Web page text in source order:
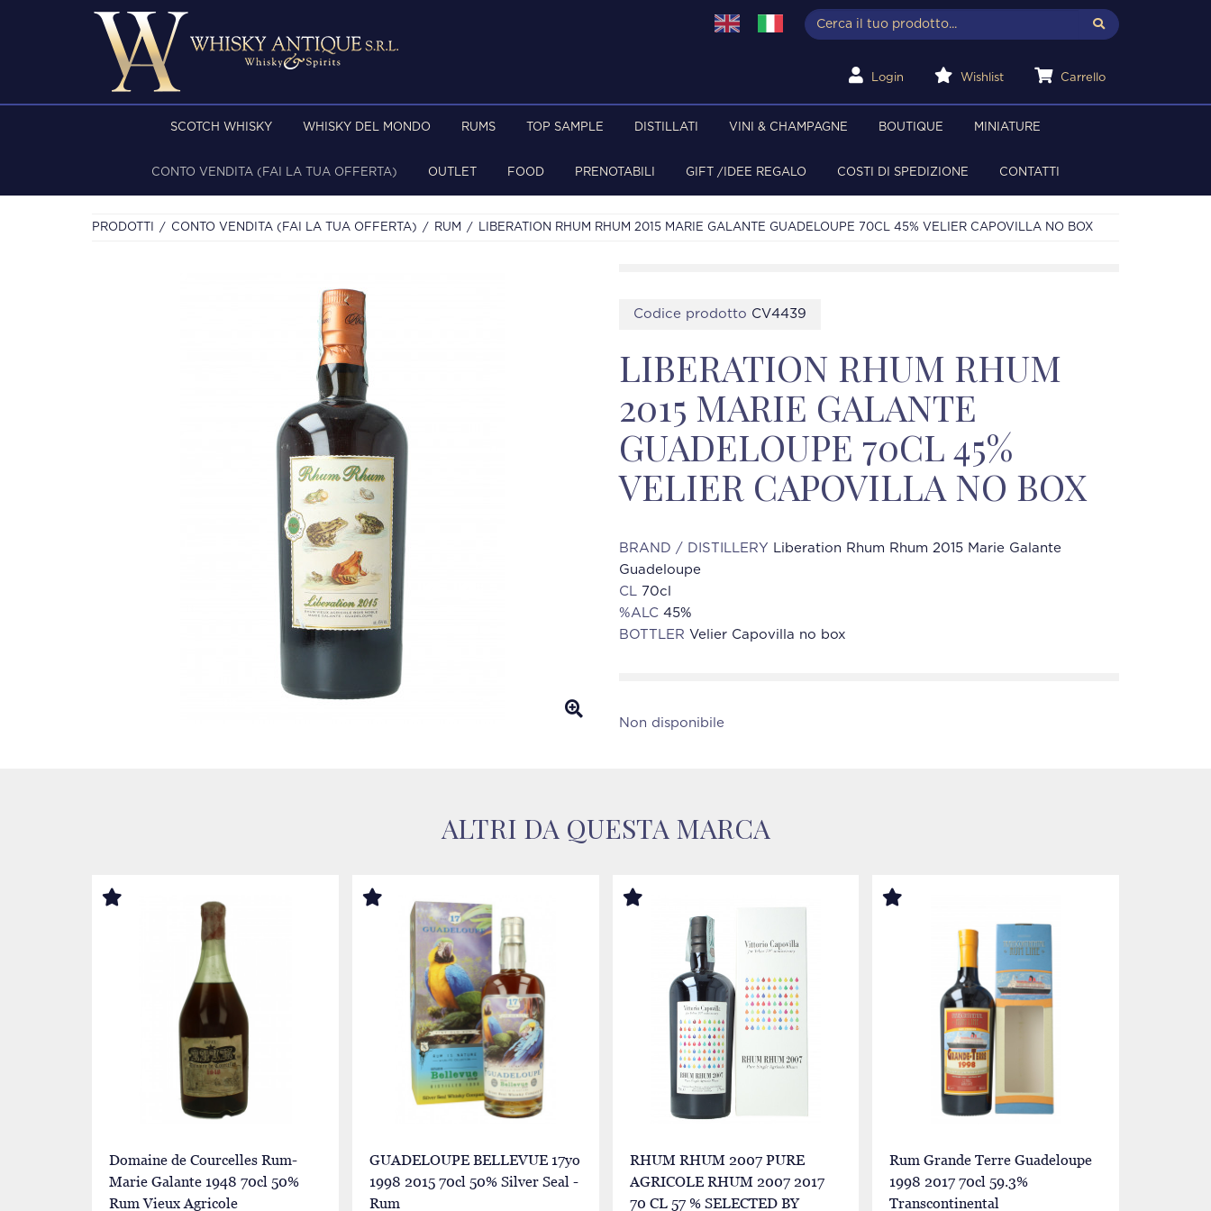
Login Wishlist Carrello
SCOTCH WHISKY WHISKY DEL MONDO RUMS TOP SAMPLE DISTILLATI VINI & CHAMPAGNE BOUTIQUE MINIATURE
CONTO VENDITA (FAI LA TUA OFFERTA) OUTLET FOOD PRENOTABILI GIFT /IDEE REGALO COSTI DI SPEDIZIONE CONTATTI
PRODOTTI CONTO VENDITA (FAI LA TUA OFFERTA) RUM LIBERATION RHUM RHUM 2015 MARIE GALANTE GUADELOUPE 70CL 45% VELIER CAPOVILLA NO BOX
Codice prodotto CV4439
LIBERATION RHUM RHUM
2015 MARIE GALANTE
GUADELOUPE 70CL 45%
VELIER CAPOVILLA NO BOX
BRAND / DISTILLERY Liberation Rhum Rhum 2015 Marie Galante
Guadeloupe
CL 70cl
%ALC 45%
BOTTLER Velier Capovilla no box
Non disponibile
ALTRI DA QUESTA MARCA
Domaine de Courcelles Rum-
Marie Galante 1948 70cl 50%
Rum Vieux Agricole
GUADELOUPE BELLEVUE 17yo
1998 2015 70cl 50% Silver Seal -
Rum
RHUM RHUM 2007 PURE
AGRICOLE RHUM 2007 2017
70 CL 57 % SELECTED BY
Rum Grande Terre Guadeloupe
1998 2017 70cl 59.3%
Transcontinental